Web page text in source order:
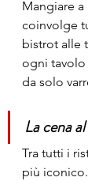
Mangiare a
coinvolge
bistrot alle
ogni tavolo
da solo
La cena
Tra tutti i
più